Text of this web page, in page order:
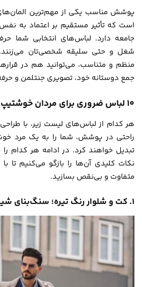
پوشش مناسب یکی از مهم‌ترین
است که تأثیر مستقیم بر اعتماد به
جامعه دارد. لباس‌های انتخابی شما حرف
شغل و حتی سلیقه شخصی‌تان
منظم و متناسب، می‌توانید هم در
جمع دوستانه خود، تصویری جنتلمن و
۱۰ لباس ضروری برای مردان خوشتیپ
هر کدام از لباس‌های لیست زیر، با
راحتی در پوشش، شما را به یک مرد
تبدیل خواهند کرد. در ادامه هر کدام
نکات کلیدی آن‌ها را بازگو می‌کنیم تا
متفاوت و بی‌نقص بسازید.
۱. کت و شلوار رنگ تیره؛ سنگ‌بنای شیک‌پوشی مردانه